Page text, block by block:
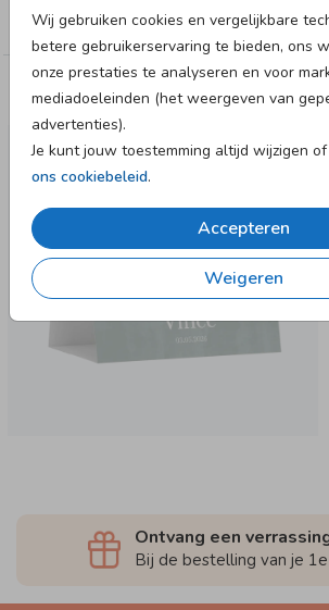
Wij gebruiken cookies en vergelijkbare
betere gebruikerservaring te bieden, ons
onze prestaties te analyseren en voor
mediadoeleinden (het weergeven van
advertenties).
Je kunt jouw toestemming altijd wijzigen
ons cookiebeleid.
Accepteren
Weigeren
verzonden, zowel bij de proefdruk als
Tentkaart
Deze designs vind je misschien
Ontvang een
Bij de bestelling van je